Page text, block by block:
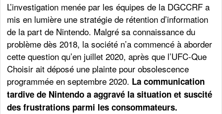
L’investigation menée par les équipes de la DGCCRF a
mis en lumière une stratégie de rétention d’information
de la part de Nintendo. Malgré sa connaissance du
problème dès 2018, la société n’a commencé à aborder
cette question qu’en juillet 2020, après que l’UFC-Que
Choisir ait déposé une plainte pour obsolescence
programmée en septembre 2020. La communication
tardive de Nintendo a aggravé la situation et suscité
des frustrations parmi les consommateurs.